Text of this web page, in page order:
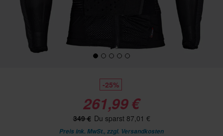
-25%
261,99 €
349 € Du sparst 87,01 €
Preis ink. MwSt., zzgl. Versandkosten